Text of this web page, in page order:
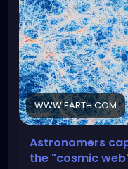
WWW.EARTH.COM
Astronomers
the "cosmic